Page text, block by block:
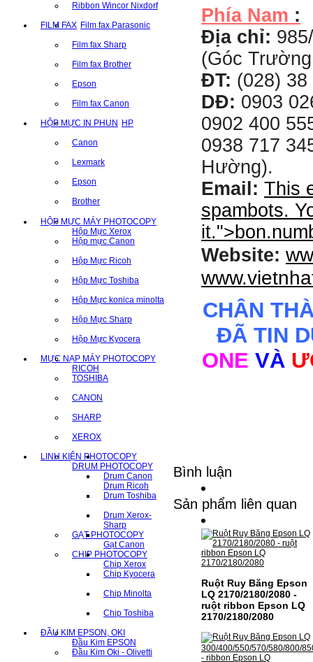
Ribbon Wincor Nixdorf
FILM FAX Film fax Parasonic
Film fax Sharp
Film fax Brother
Epson
Film fax Canon
HỘP MỰC IN PHUN HP
Canon
Lexmark
Epson
Brother
HỘP MỰC MÁY PHOTOCOPY
Hộp Mực Xerox
Hộp mực Canon
Hộp Mực Ricoh
Hộp Mực Toshiba
Hộp Mực konica minolta
Hộp Mực Sharp
Hộp Mực Kyocera
MỰC NẠP MÁY PHOTOCOPY
RICOH
TOSHIBA
CANON
SHARP
XEROX
LINH KIỆN PHOTOCOPY
DRUM PHOTOCOPY
Drum Canon
Drum Ricoh
Drum Toshiba
Drum Xerox-
Sharp
GẠT PHOTOCOPY
Gạt Canon
CHIP PHOTOCOPY
Chip Xerox
Chip Kyocera
Chip Minolta
Chip Toshiba
ĐẦU KIM EPSON, OKI
Đầu Kim EPSON
Đầu Kim Oki - Olivetti
Phía Nam :
Địa chỉ:
(Góc
ĐT: (028)
DĐ: 0903
0902 400
0938 717
Hường).
Email: This
spambots.
it.">
Website:
CHÂN
ĐÃ TIN
ONE VÀ
Bình luận
Sản phẩm liên quan
Ruột Ruy Băng Epson
LQ 2170/2180/2080 -
ruột ribbon Epson LQ
2170/2180/2080